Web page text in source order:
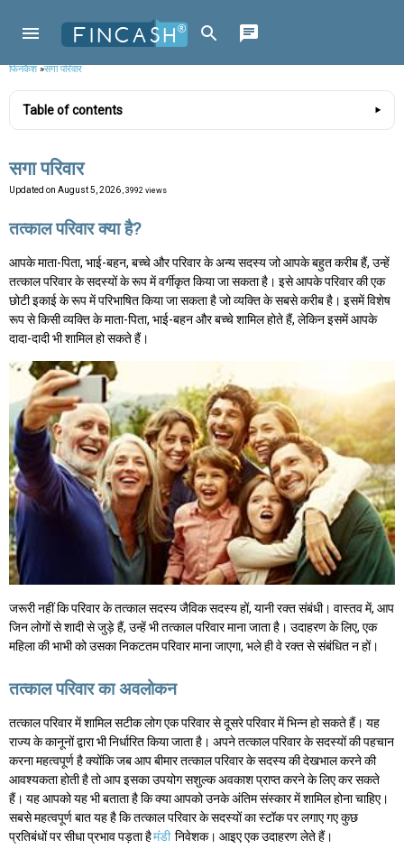
फिनकैश»सगा परिवार
Table of contents
सगा परिवार
Updated on August 5, 2026 , 3992 views
तत्काल परिवार क्या है?
आपके माता-पिता, भाई-बहन, बच्चे और परिवार के अन्य सदस्य जो आपके बहुत करीब हैं, उन्हें
तत्काल परिवार के सदस्यों के रूप में वर्गीकृत किया जा सकता है। इसे आपके परिवार की एक
छोटी इकाई के रूप में परिभाषित किया जा सकता है जो व्यक्ति के सबसे करीब है। इसमें विशेष
रूप से किसी व्यक्ति के माता-पिता, भाई-बहन और बच्चे शामिल होते हैं, लेकिन इसमें आपके
दादा-दादी भी शामिल हो सकते हैं।
जरूरी नहीं कि परिवार के तत्काल सदस्य जैविक सदस्य हों, यानी रक्त संबंधी। वास्तव में, आप
जिन लोगों से शादी से जुड़े हैं, उन्हें भी तत्काल परिवार माना जाता है। उदाहरण के लिए, एक
महिला की भाभी को उसका निकटतम परिवार माना जाएगा, भले ही वे रक्त से संबंधित न हों।
तत्काल परिवार का अवलोकन
तत्काल परिवार में शामिल सटीक लोग एक परिवार से दूसरे परिवार में भिन्न हो सकते हैं। यह
राज्य के कानूनों द्वारा भी निर्धारित किया जाता है। अपने तत्काल परिवार के सदस्यों की पहचान
करना महत्वपूर्ण है क्योंकि जब आप बीमार तत्काल परिवार के सदस्य की देखभाल करने की
आवश्यकता होती है तो आप इसका उपयोग सशुल्क अवकाश प्राप्त करने के लिए कर सकते
हैं। यह आपको यह भी बताता है कि क्या आपको उनके अंतिम संस्कार में शामिल होना चाहिए।
सबसे महत्वपूर्ण बात यह है कि तत्काल परिवार के सदस्यों का स्टॉक पर लगाए गए कुछ
प्रतिबंधों पर सीधा प्रभाव पड़ता हैमंडी निवेशक। आइए एक उदाहरण लेते हैं।